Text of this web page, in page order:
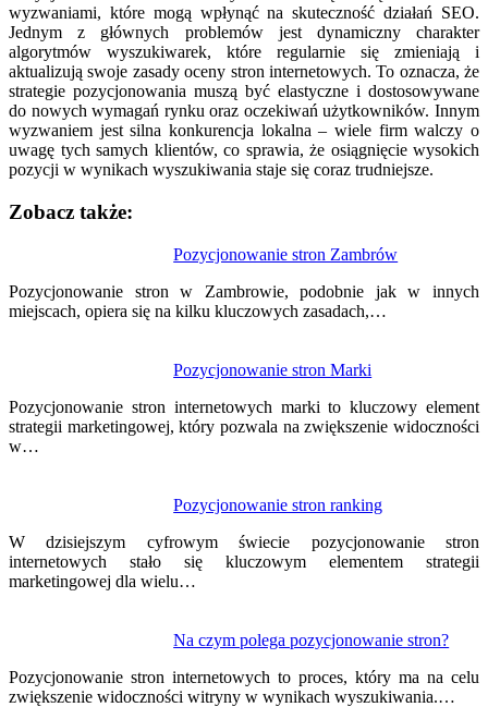
wyzwaniami, które mogą wpłynąć na skuteczność działań SEO.
Jednym z głównych problemów jest dynamiczny charakter
algorytmów wyszukiwarek, które regularnie się zmieniają i
aktualizują swoje zasady oceny stron internetowych. To oznacza, że
strategie pozycjonowania muszą być elastyczne i dostosowywane
do nowych wymagań rynku oraz oczekiwań użytkowników. Innym
wyzwaniem jest silna konkurencja lokalna – wiele firm walczy o
uwagę tych samych klientów, co sprawia, że osiągnięcie wysokich
pozycji w wynikach wyszukiwania staje się coraz trudniejsze.
Zobacz także:
Pozycjonowanie stron Zambrów
Pozycjonowanie stron w Zambrowie, podobnie jak w innych
miejscach, opiera się na kilku kluczowych zasadach,…
Pozycjonowanie stron Marki
Pozycjonowanie stron internetowych marki to kluczowy element
strategii marketingowej, który pozwala na zwiększenie widoczności
w…
Pozycjonowanie stron ranking
W dzisiejszym cyfrowym świecie pozycjonowanie stron
internetowych stało się kluczowym elementem strategii
marketingowej dla wielu…
Na czym polega pozycjonowanie stron?
Pozycjonowanie stron internetowych to proces, który ma na celu
zwiększenie widoczności witryny w wynikach wyszukiwania.…
wpisu